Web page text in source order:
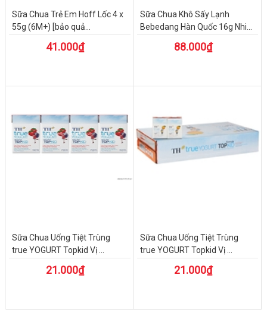
Sữa Chua Trẻ Em Hoff Lốc 4 x
55g (6M+) [bảo quả...
41.000₫
Sữa Chua Khô Sấy Lạnh
Bebedang Hàn Quốc 16g Nhi...
88.000₫
Sữa Chua Uống Tiệt Trùng
true YOGURT Topkid Vị ...
21.000₫
Sữa Chua Uống Tiệt Trùng
true YOGURT Topkid Vị ...
21.000₫